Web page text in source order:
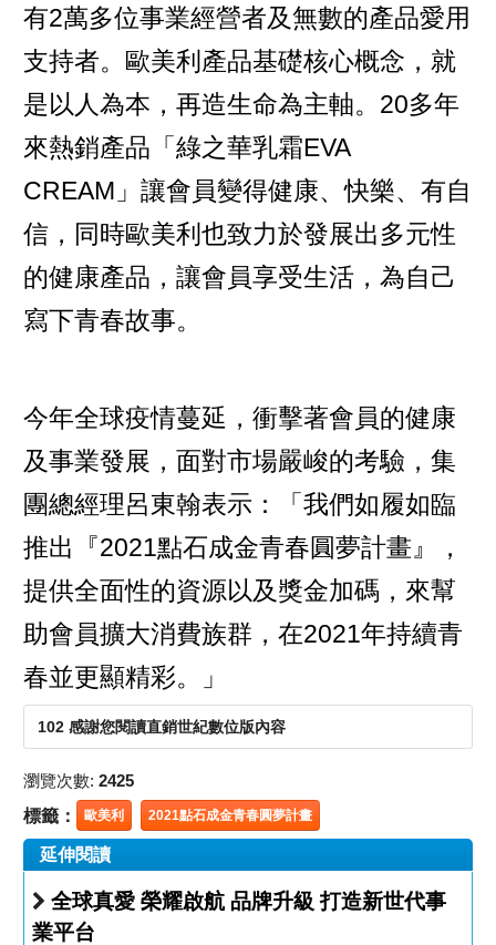
有2萬多位事業經營者及無數的產品愛用
支持者。歐美利產品基礎核心概念，就
是以人為本，再造生命為主軸。20多年
來熱銷產品「綠之華乳霜EVA
CREAM」讓會員變得健康、快樂、有自
信，同時歐美利也致力於發展出多元性
的健康產品，讓會員享受生活，為自己
寫下青春故事。
今年全球疫情蔓延，衝擊著會員的健康
及事業發展，面對市場嚴峻的考驗，集
團總經理呂東翰表示：「我們如履如臨
推出『2021點石成金青春圓夢計畫』，
提供全面性的資源以及獎金加碼，來幫
助會員擴大消費族群，在2021年持續青
春並更顯精彩。」
102 感謝您閱讀直銷世紀數位版內容
瀏覽次數: 2425
標籤： 歐美利 2021點石成金青春圓夢計畫
延伸閱讀
全球真愛 榮耀啟航 品牌升級 打造新世代事
業平台